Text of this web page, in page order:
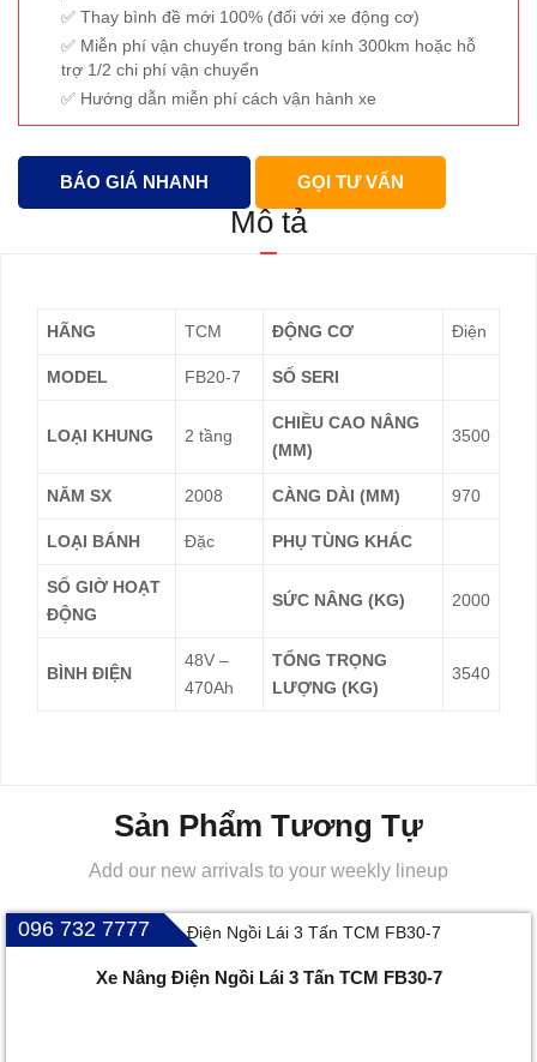
Thay bình đề mới 100% (đối với xe động cơ)
Miễn phí vận chuyển trong bán kính 300km hoặc hỗ
trợ 1/2 chi phí vận chuyển
Hướng dẫn miễn phí cách vận hành xe
BÁO GIÁ NHANH GỌI TƯ VẤN
Mô tả
HÃNG TCM ĐỘNG CƠ Điện
MODEL FB20-7 SỐ SERI
LOẠI KHUNG 2 tầng
CHIỀU CAO NÂNG
(MM)
3500
NĂM SX 2008 CÀNG DÀI (MM) 970
LOẠI BÁNH Đặc PHỤ TÙNG KHÁC
SỐ GIỜ HOẠT
ĐỘNG
SỨC NÂNG (KG) 2000
BÌNH ĐIỆN
48V –
470Ah
TỔNG TRỌNG
LƯỢNG (KG)
3540
Sản Phẩm Tương Tự
Add our new arrivals to your weekly lineup
096 732 7777
Xe Nâng Điện Ngồi Lái 3 Tấn TCM FB30-7